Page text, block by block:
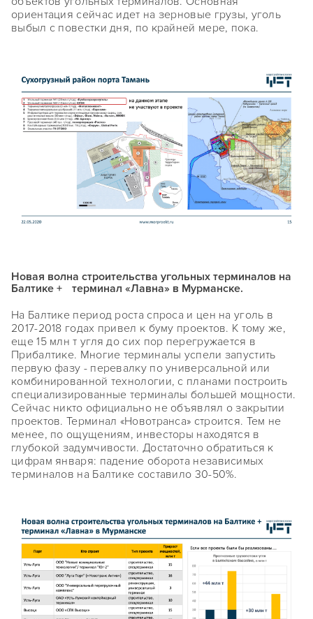
ориентация сейчас идет на зерновые грузы, уголь
выбыл с повестки дня, по крайней мере, пока.
Новая волна строительства угольных терминалов на
Балтике + терминал «Лавна» в Мурманске.
На Балтике период роста спроса и цен на уголь в
2017-2018 годах привел к буму проектов. К тому же,
еще 15 млн т угля до сих пор перегружается в
Прибалтике. Многие терминалы успели запустить
первую фазу - перевалку по универсальной или
комбинированной технологии, с планами построить
специализированные терминалы большей мощности.
Сейчас никто официально не объявлял о закрытии
проектов. Терминал «Новотранса» строится. Тем не
менее, по ощущениям, инвесторы находятся в
глубокой задумчивости. Достаточно обратиться к
цифрам января: падение оборота независимых
терминалов на Балтике составило 30-50%.